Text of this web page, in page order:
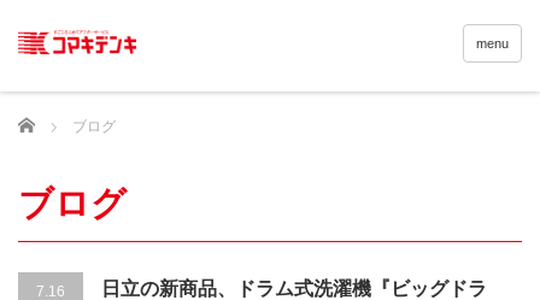
menu
Home ブログ
ブログ
7.16
日立の新商品、ドラム式洗濯機『ビッグドラ